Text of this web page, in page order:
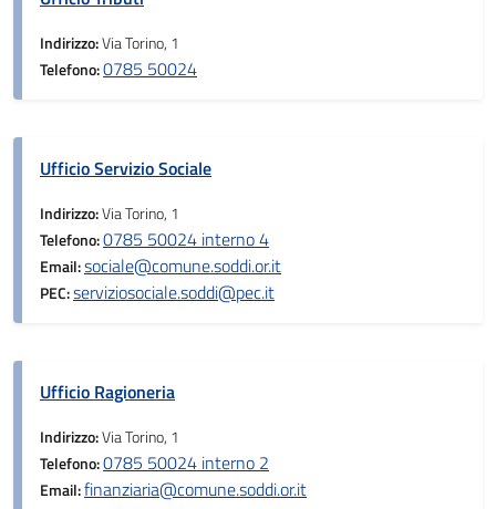
Indirizzo:Via Torino, 1
Telefono:0785 50024
Ufficio Servizio Sociale
Indirizzo:Via Torino, 1
Telefono:0785 50024 interno 4
Email:sociale@comune.soddi.or.it
PEC:serviziosociale.soddi@pec.it
Ufficio Ragioneria
Indirizzo:Via Torino, 1
Telefono:0785 50024 interno 2
Email:finanziaria@comune.soddi.or.it